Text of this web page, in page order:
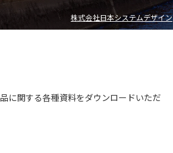
株式会社日本システムデザイン
に関する各種資料をダウンロードいただ